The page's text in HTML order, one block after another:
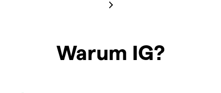
Warum IG?